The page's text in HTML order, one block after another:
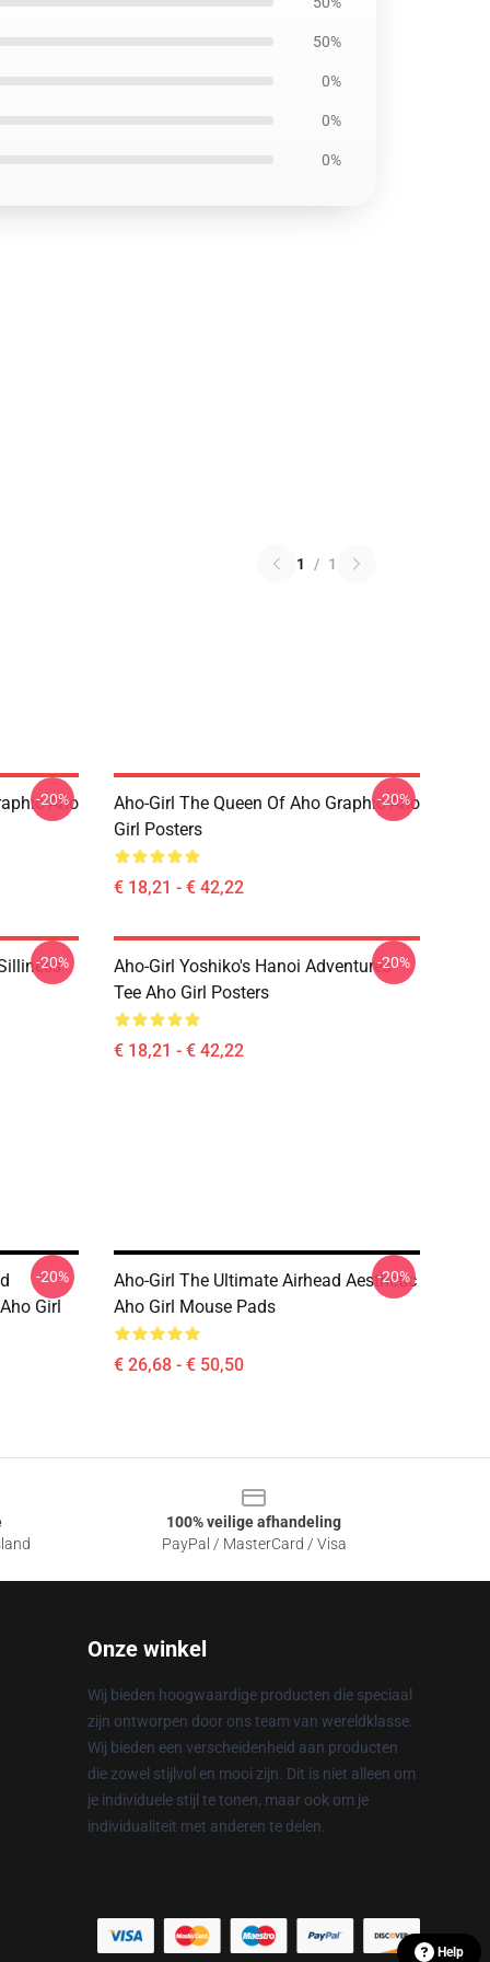
50%
0%
0%
0%
1 / 1
Aho
-20%
Aho-Girl The Queen Of Aho Graphic Aho
Girl Posters
€ 18,21 - € 42,22
-20%
-20%
Aho-Girl Yoshiko's Hanoi Adventures
Tee Aho Girl Posters
€ 18,21 - € 42,22
-20%
Girl
-20%
Aho-Girl The Ultimate Airhead Aesthetic
Aho Girl Mouse Pads
€ 26,68 - € 50,50
-20%
100% veilige afhandeling
PayPal / MasterCard / Visa
Onze winkel
Wij bieden hoogwaardige producten die speciaal
zijn ontworpen door ons team van wereldklasse.
Wij bieden een verscheidenheid aan producten
die zowel stijlvol en mooi zijn. Dit is niet alleen om
je individuele stijl te tonen, maar ook om je
individualiteit met anderen te delen.
Help